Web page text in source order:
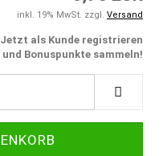
inkl. 19% MwSt. zzgl. Versand
Jetzt als Kunde registrieren
und Bonuspunkte sammeln!